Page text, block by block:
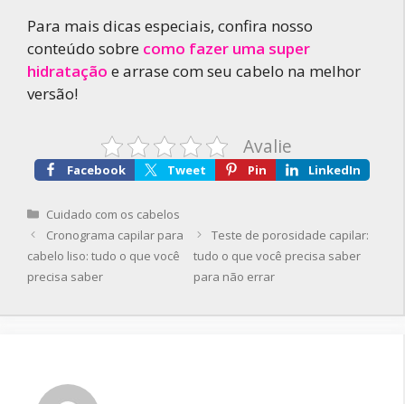
Para mais dicas especiais, confira nosso
conteúdo sobre como fazer uma super
hidratação e arrase com seu cabelo na melhor
versão!
Avalie
Facebook Tweet Pin LinkedIn
Categorias
Cuidado com os cabelos
Cronograma capilar para
cabelo liso: tudo o que você
precisa saber
Teste de porosidade capilar:
tudo o que você precisa saber
para não errar